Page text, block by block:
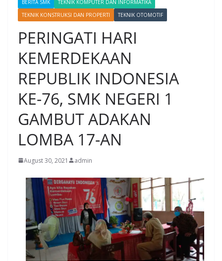
BERITA SMK
TEKNIK KOMPUTER DAN INFORMATIKA
TEKNIK KONSTRUKSI DAN PROPERTI
TEKNIK OTOMOTIF
PERINGATI HARI
KEMERDEKAAN
REPUBLIK INDONESIA
KE-76, SMK NEGERI 1
GAMBUT ADAKAN
LOMBA 17-AN
August 30, 2021 admin